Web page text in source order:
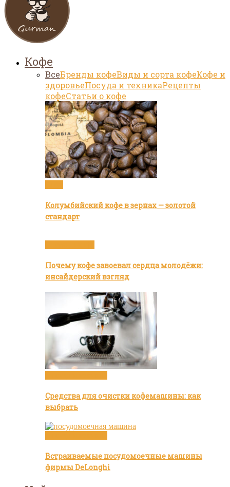
Кофе
ВсеБренды кофеВиды и сорта кофеКофе и
здоровьеПосуда и техникаРецепты
кофеСтатьи о кофе
Колумбийский кофе в зернах — золотой
стандарт
Почему кофе завоевал сердца молодёжи:
инсайдерский взгляд
Средства для очистки кофемашины: как
выбрать
Встраиваемые посудомоечные машины
фирмы DeLonghi